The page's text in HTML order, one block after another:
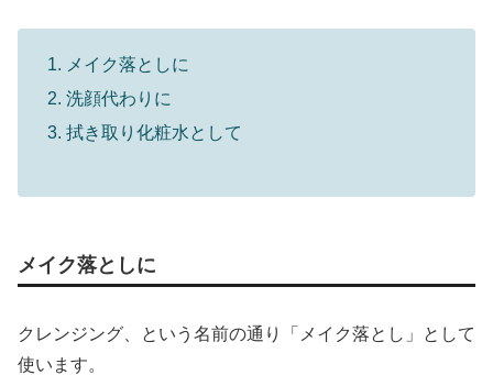
メイク落としに
洗顔代わりに
拭き取り化粧水として
メイク落としに
クレンジング、という名前の通り「メイク落とし」として
使います。